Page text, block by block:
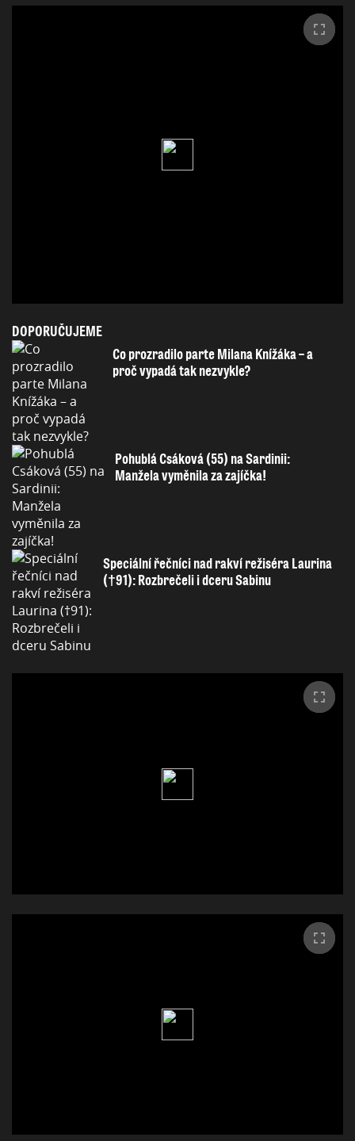
DOPORUČUJEME
Co prozradilo parte Milana Knížáka – a
proč vypadá tak nezvykle?
Pohublá Csáková (55) na Sardinii:
Manžela vyměnila za zajíčka!
Speciální řečníci nad rakví režiséra Laurina
(†91): Rozbrečeli i dceru Sabinu